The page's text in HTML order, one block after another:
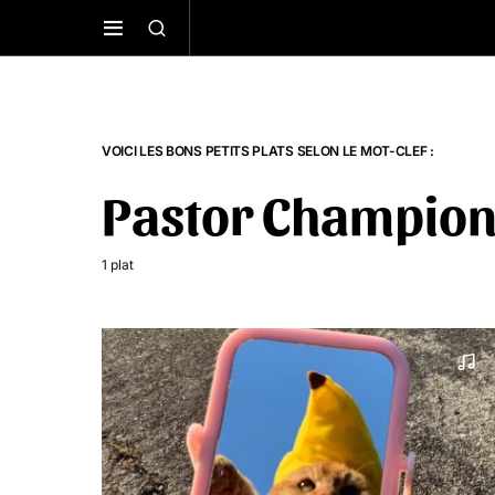
VOICI LES BONS PETITS PLATS SELON LE MOT-CLEF :
Pastor
1 plat